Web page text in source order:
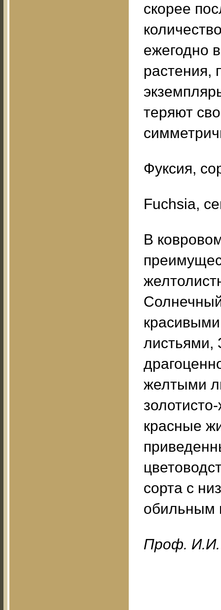
скорее
ежегодно
растения,
теряют
Фуксия,
Fuchsia,
В
листьями,
желтыми
красные
сорта с
обильным
Проф. И.И.